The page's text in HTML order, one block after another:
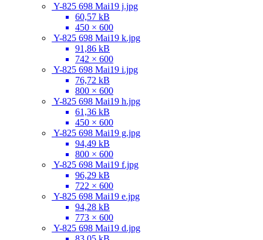
Y-825 698 Mai19 j.jpg
60,57 kB
450 × 600
Y-825 698 Mai19 k.jpg
91,86 kB
742 × 600
Y-825 698 Mai19 i.jpg
76,72 kB
800 × 600
Y-825 698 Mai19 h.jpg
61,36 kB
450 × 600
Y-825 698 Mai19 g.jpg
94,49 kB
800 × 600
Y-825 698 Mai19 f.jpg
96,29 kB
722 × 600
Y-825 698 Mai19 e.jpg
94,28 kB
773 × 600
Y-825 698 Mai19 d.jpg